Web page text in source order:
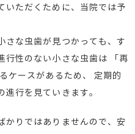
いただくために、当院では予
さな虫歯が見つかっても、す
行性のない小さな虫歯は 「再
ケースがあるため、 定期的
行を見ていきます。
かりではありませんので、安